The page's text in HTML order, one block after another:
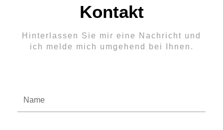
r
a
m
e
Kontakt
Hinterlassen Sie mir eine Nachricht und
ich melde mich umgehend bei Ihnen.